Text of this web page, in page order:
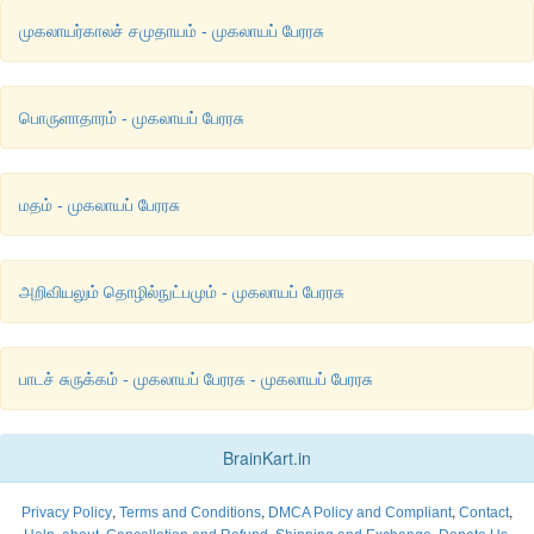
முகலாயர்காலச் சமுதாயம் - முகலாயப் பேரரசு
பொருளாதாரம் - முகலாயப் பேரரசு
மதம் - முகலாயப் பேரரசு
அறிவியலும் தொழில்நுட்பமும் - முகலாயப் பேரரசு
பாடச் சுருக்கம் - முகலாயப் பேரரசு - முகலாயப் பேரரசு
BrainKart.in
Privacy Policy, Terms and Conditions, DMCA Policy and Compliant, Contact,